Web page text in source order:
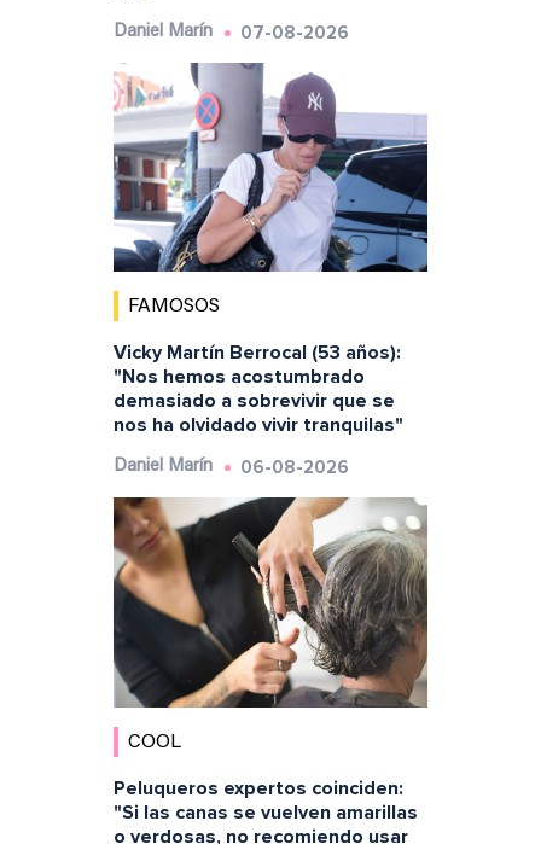
Daniel Marín 07-08-2026
FAMOSOS
Vicky Martín Berrocal (53 años):
"Nos hemos acostumbrado
demasiado a sobrevivir que se
nos ha olvidado vivir tranquilas"
Daniel Marín 06-08-2026
COOL
Peluqueros expertos coinciden:
"Si las canas se vuelven amarillas
o verdosas, no recomiendo usar